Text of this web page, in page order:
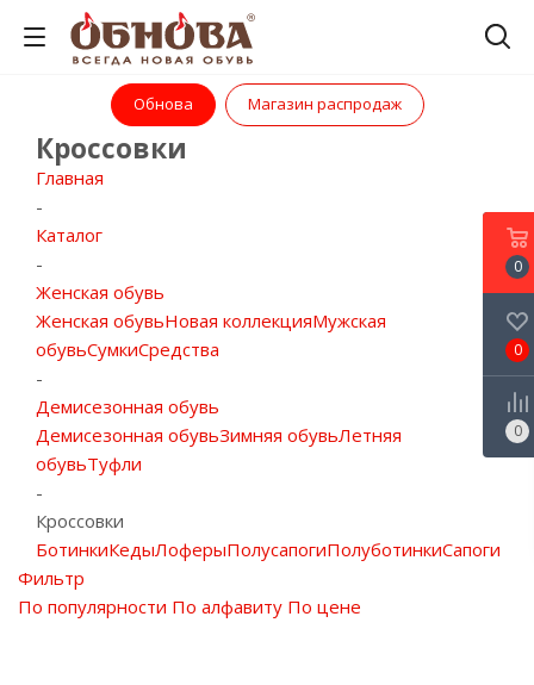
Обнова Магазин распродаж
Кроссовки
Главная
-
Каталог
-
Женская обувь
Женская обувьНовая коллекцияМужская
обувьСумкиСредства
-
Демисезонная обувь
Демисезонная обувьЗимняя обувьЛетняя
обувьТуфли
-
Кроссовки
БотинкиКедыЛоферыПолусапогиПолуботинкиСапоги
Фильтр
По популярности По алфавиту По цене
0
0
0